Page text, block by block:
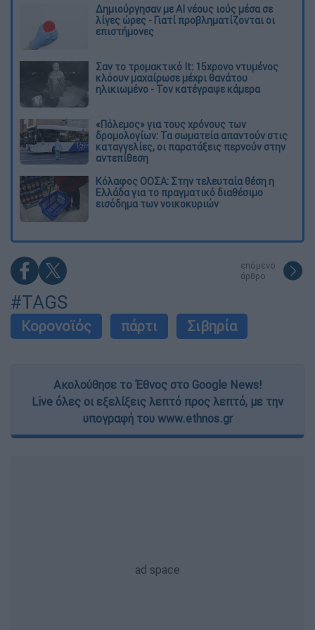
Δημιούργησαν με AI νέους ιούς μέσα σε
λίγες ώρες - Γιατί προβληματίζονται οι
επιστήμονες
Σαν το τρομακτικό It: 15χρονο ντυμένος
κλόουν μαχαίρωσε μέχρι θανάτου
ηλικιωμένο - Τον κατέγραψε κάμερα
«Πόλεμος» για τους χρόνους των
δρομολογίων: Τα σωματεία απαντούν στις
καταγγελίες, οι παρατάξεις περνούν στην
αντεπίθεση
Κόλαφος ΟΟΣΑ: Στην τελευταία θέση η
Ελλάδα για το πραγματικό διαθέσιμο
εισόδημα των νοικοκυριών
επόμενο
άρθρο
#TAGS
Κορονοϊός πάρτι Σιβηρία
Ακολούθησε το Έθνος στο Google News!
Live όλες οι εξελίξεις λεπτό προς λεπτό, με την
υπογραφή του www.ethnos.gr